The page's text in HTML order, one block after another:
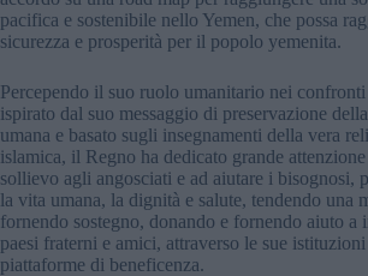
pacifica e sostenibile nello Yemen, che possa
sicurezza e prosperità per il popolo yemenita.
Percependo il suo ruolo umanitario nei
ispirato dal suo messaggio di preservazione
umana e basato sugli insegnamenti della vera
islamica, il Regno ha dedicato grande
sollievo agli angosciati e ad aiutare i bisognosi,
la vita umana, la dignità e salute, tendendo una
fornendo sostegno, donando e fornendo aiuto a
paesi fraterni e amici, attraverso le sue
piattaforme di beneficenza.